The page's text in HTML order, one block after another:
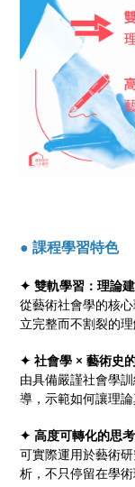
● 課程學習特色
✦ 雙軌學習：理論
從藝術社會學的核
立完整而不割裂的理
✦ 社會學 × 藝術史
由具備嚴謹社會學
導，示範如何讓理論
✦ 高度可轉化的思
可實際運用於藝術
析，不只停留在學術